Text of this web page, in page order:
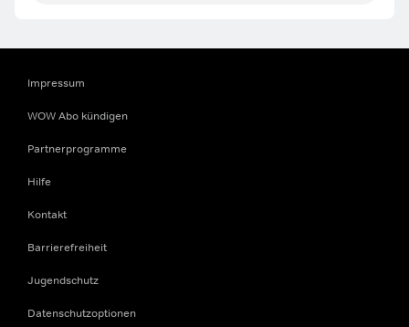
Impressum
WOW Abo kündigen
Partnerprogramme
Hilfe
Kontakt
Barrierefreiheit
Jugendschutz
Datenschutzoptionen